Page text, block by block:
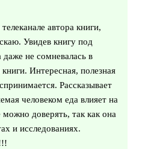
автора книги,
Увидев книгу под
не сомневалась в
Интересная, полезная
Рассказывает
человеком еда влияет на
доверять, так как она
и исследованиях.